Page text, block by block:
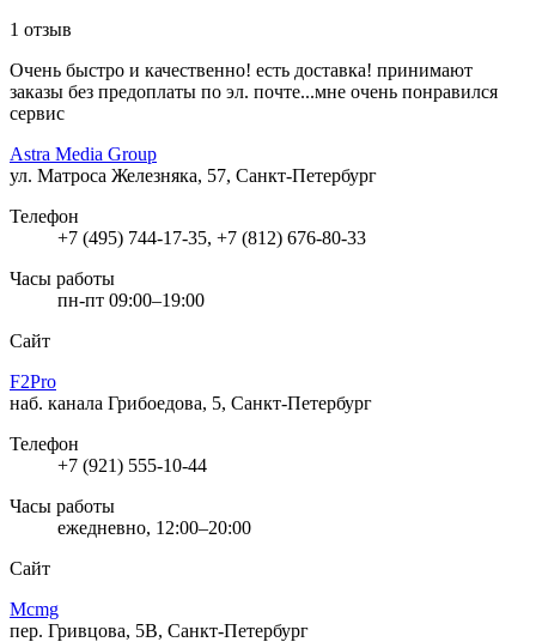
1 отзыв
Очень быстро и качественно! есть доставка! принимают
заказы без предоплаты по эл. почте...мне очень понравился
сервис
Astra Media Group
ул. Матроса Железняка, 57, Санкт-Петербург
Телефон
+7 (495) 744-17-35, +7 (812) 676-80-33
Часы работы
пн-пт 09:00–19:00
Сайт
F2Pro
наб. канала Грибоедова, 5, Санкт-Петербург
Телефон
+7 (921) 555-10-44
Часы работы
ежедневно, 12:00–20:00
Сайт
Mcmg
пер. Гривцова, 5В, Санкт-Петербург